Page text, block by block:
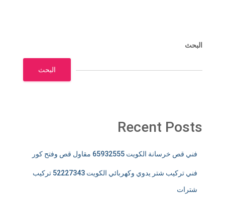
البحث
البحث
Recent Posts
فني قص خرسانة الكويت 65932555 مقاول قص وفتح كور
فني تركيب شتر يدوي وكهربائي الكويت 52227343 تركيب
شترات